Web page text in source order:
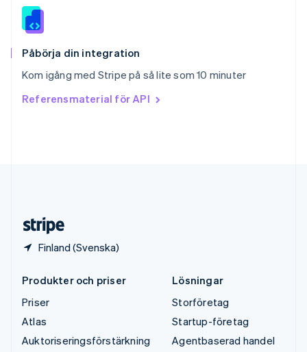
Påbörja din integration
Kom igång med Stripe på så lite som 10 minuter
Referensmaterial för API
Finland (Svenska)
Storbritannien
Sverige
SvenskaEnglish
ไทยEnglish
English
Produkter och priser
Priser
Atlas
Auktoriseringsförstärkning
Lösningar
Storföretag
Startup-företag
Agentbaserad handel